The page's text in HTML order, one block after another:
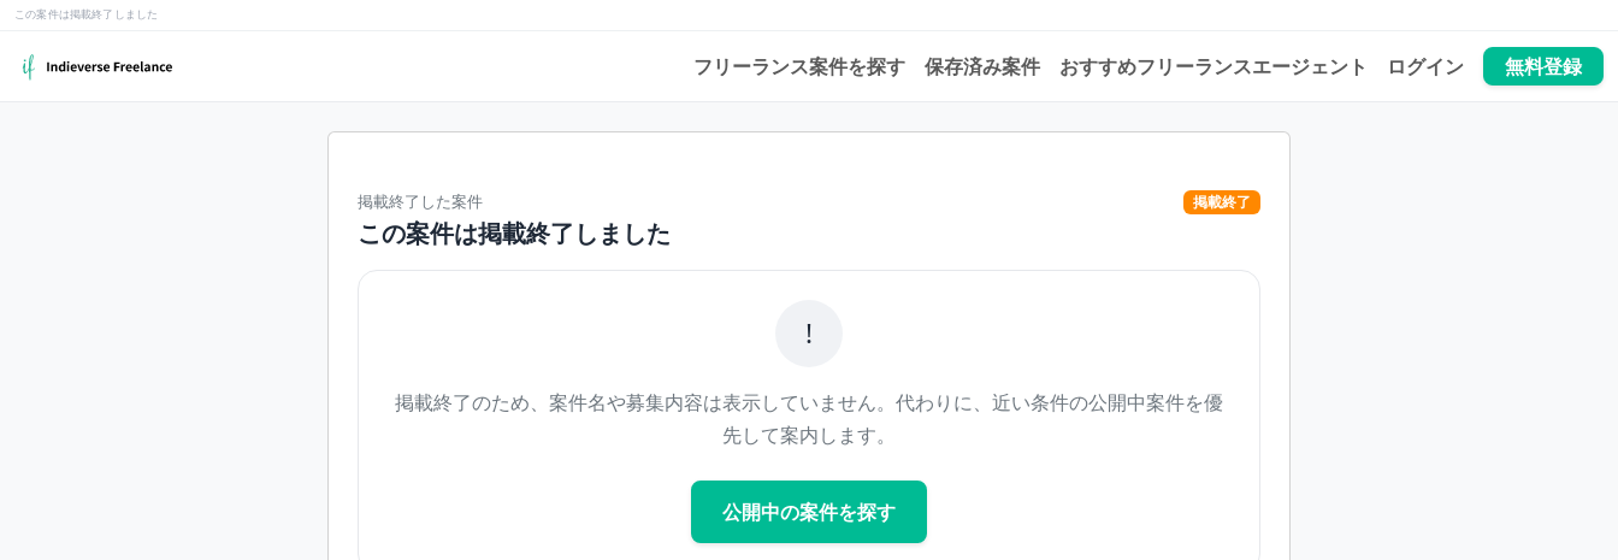
この案件は掲載終了しました
フリーランス案件を探す 保存済み案件 おすすめフリーランスエージェント ログイン 無料登録
掲載終了した案件
この案件は掲載終了しました
掲載終了
!
掲載終了のため、案件名や募集内容は表示していません。代わりに、近い条件の公開中案件を優
先して案内します。
公開中の案件を探す